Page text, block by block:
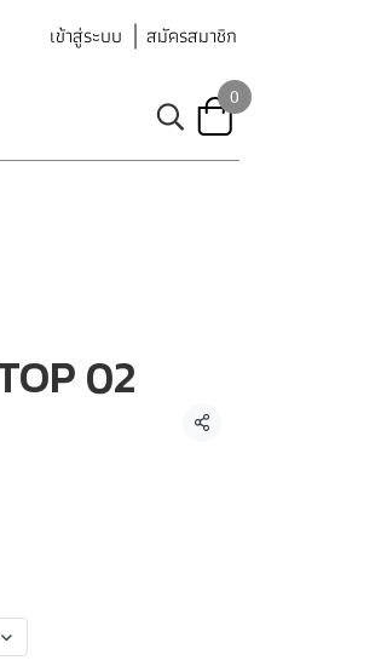
เข้าสู่ระบบ สมัครสมาชิก
0
02
แชร์